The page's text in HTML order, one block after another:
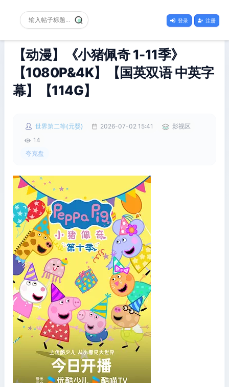
登录 注册
【动漫】《小猪佩奇 1-11季》
【1080P&4K】【国英双语 中英字
幕】【114G】
世界第二等(元婴) 2026-07-02 15:41
影视区
14
夸克盘